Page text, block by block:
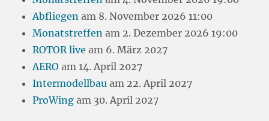
Abfliegen am 8. November 2026 11:00
Monatstreffen am 2. Dezember 2026 19:00
ROTOR live am 6. März 2027
AERO am 14. April 2027
Intermodellbau am 22. April 2027
ProWing am 30. April 2027